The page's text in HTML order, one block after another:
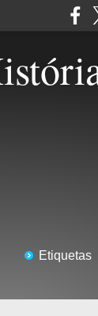
Etiquetas